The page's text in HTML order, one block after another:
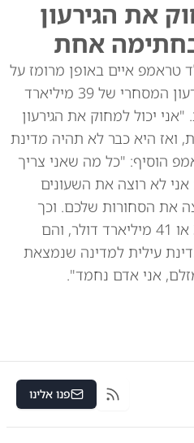
את הגירעון
אחת
טראמפ איים באופן מרומז על
שוויץ בהקשר לגירעון המסחרי של 39 מיליארד
"אני יכול למחוק את הגירעון
ואז היא כבר לא תהיה מדינת
הוסיף: "כל מה שאני צריך
לא רוצה את השעונים
את הסחורות שלכם. וכך
אנחנו חוסכים 39 או 41 מיליארד דולר, והם
עילית למדינה שנמצאת
אני אדם נחמד".
RSS פנו אלינו